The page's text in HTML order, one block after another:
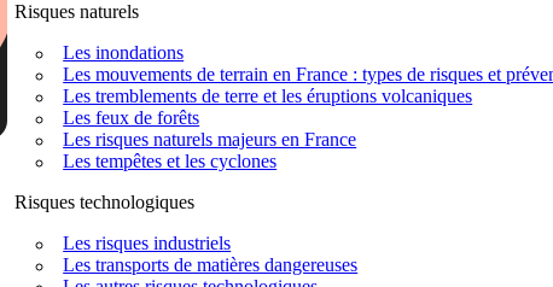
Risques naturels
Les inondations
Les mouvements de terrain en France : types de risques et
Les tremblements de terre et les éruptions volcaniques
Les feux de forêts
Les risques naturels majeurs en France
Les tempêtes et les cyclones
Risques technologiques
Les risques industriels
Les transports de matières dangereuses